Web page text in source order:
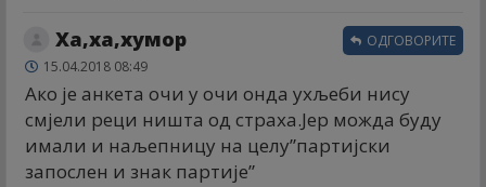
Ха,ха,хумор
15.04.2018 08:49
Ако је анкета очи у очи онда ухљеби нису
смјели реци ништа од страха.Јер можда буду
имали и наљепницу на целу”партијски
запослен и знак партије”
ОДГОВОРИТЕ